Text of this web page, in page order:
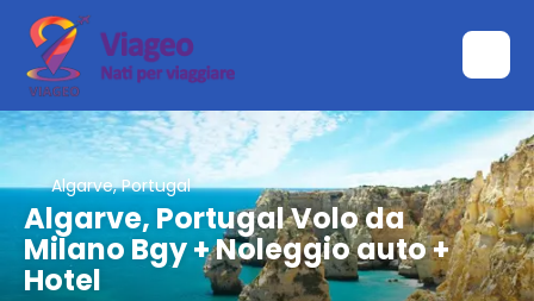
Algarve, Portugal
Algarve, Portugal Volo da
Milano Bgy + Noleggio auto +
Hotel